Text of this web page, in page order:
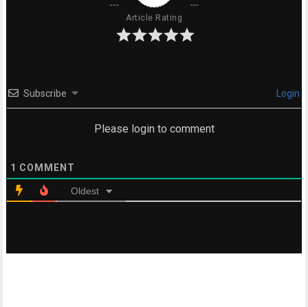
Article Rating
Subscribe Login
Please login to comment
1 COMMENT
Oldest